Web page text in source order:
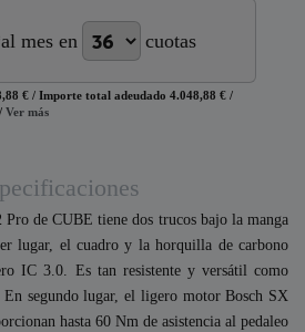
al mes en cuotas
€ / Importe total adeudado 4.048,88 € /
/ Ver más
de CUBE tiene dos trucos bajo la manga
lugar, el cuadro y la horquilla de carbono
IC 3.0. Es tan resistente y versátil como
segundo lugar, el ligero motor Bosch SX
hasta 60 Nm de asistencia al pedaleo